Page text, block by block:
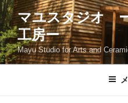
コ
ン
テ
ン
ツ
マユスタジオ
工房ー
Mayu Studio for Arts and